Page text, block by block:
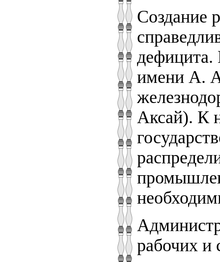
Создание
дефицита.
имени А.
Аксай). К
рабочих и